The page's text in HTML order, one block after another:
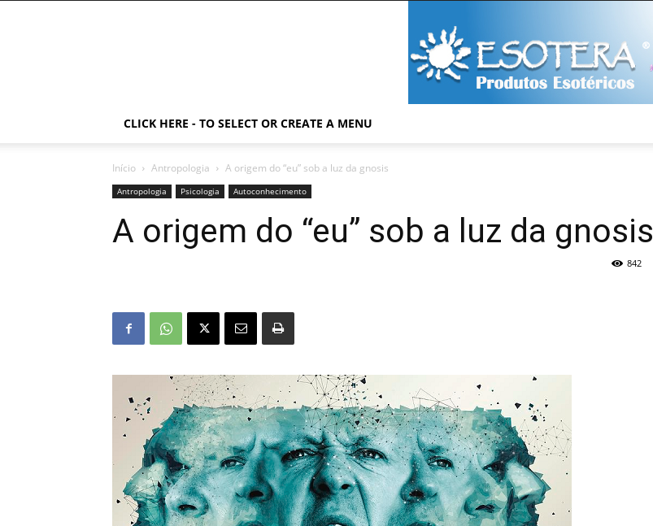
CLICK HERE - TO SELECT OR CREATE A MENU
Início Antropologia A origem do “eu” sob a luz da gnosis
Antropologia Psicologia Autoconhecimento
A origem do “eu” sob a luz da gnosis
842